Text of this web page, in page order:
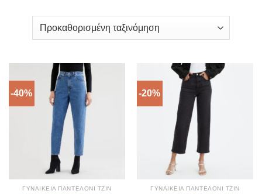
-40%
ΓΥΝΑΙΚΕΊΑ ΠΑΝΤΕΛΌΝΙ ΤΖΙΝ
-20%
ΓΥΝΑΙΚΕΊΑ ΠΑΝΤΕΛΌΝΙ ΤΖΙΝ